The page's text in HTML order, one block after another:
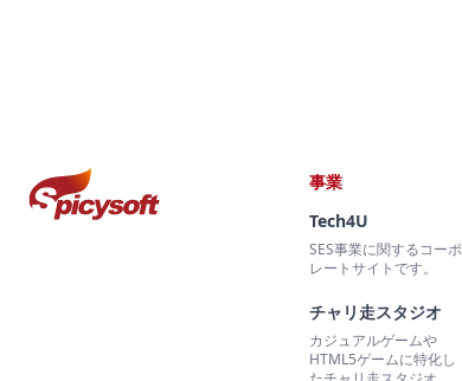
事業
Tech4U
SES事業に関するコーポ
レートサイトです。
チャリ走スタジオ
カジュアルゲームや
HTML5ゲームに特化し